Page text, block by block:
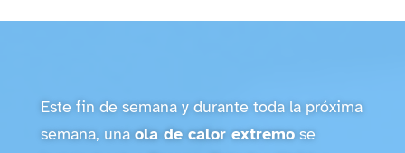
Este fin de semana y durante toda la próxima
semana, una ola de calor extremose